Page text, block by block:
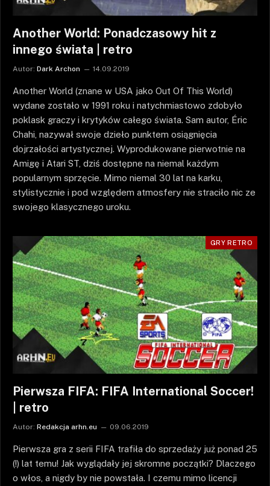
Another World: Ponadczasowy hit z
innego świata | retro
Autor: Dark Archon 14.09.2019
Another World (znane w USA jako Out Of This World)
wydane zostało w 1991 roku i natychmiastowo zdobyło
poklask graczy i krytyków całego świata. Sam autor, Éric
Chahi, nazywał swoje dzieło punktem osiągnięcia
dojrzałości artystycznej. Wyprodukowane pierwotnie na
Amigę i Atari ST, dziś dostępne na niemal każdym
popularnym sprzęcie. Mimo niemal 30 lat na karku,
stylistycznie i pod względem atmosfery nie straciło nic ze
swojego klasycznego uroku.
GRY RETRO
Pierwsza FIFA: FIFA International Soccer!
| retro
Autor: Redakcja arhn.eu 09.06.2019
Pierwsza gra z serii FIFA trafiła do sprzedaży już ponad 25
(!) lat temu! Jak wyglądały jej skromne początki? Dlaczego
o włos, a nigdy by nie powstała. I czemu mimo licencji